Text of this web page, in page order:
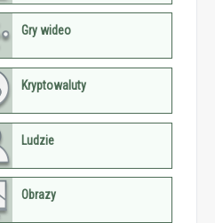
Gry wideo
Kryptowaluty
Ludzie
Obrazy